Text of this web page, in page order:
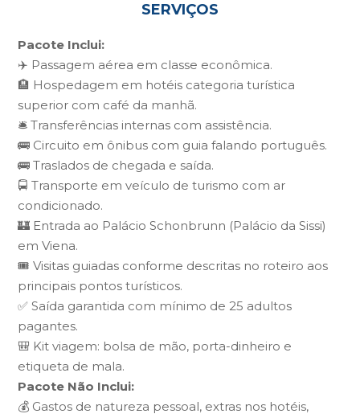
SERVIÇOS
Pacote Inclui:
✈️ Passagem aérea em classe econômica.
🏨 Hospedagem em hotéis categoria turística
superior com café da manhã.
🛎️ Transferências internas com assistência.
🚌 Circuito em ônibus com guia falando português.
🚌 Traslados de chegada e saída.
🚍 Transporte em veículo de turismo com ar
condicionado.
🏰 Entrada ao Palácio Schonbrunn (Palácio da Sissi)
em Viena.
🎟️ Visitas guiadas conforme descritas no roteiro aos
principais pontos turísticos.
✅ Saída garantida com mínimo de 25 adultos
pagantes.
🎒 Kit viagem: bolsa de mão, porta-dinheiro e
etiqueta de mala.
Pacote Não Inclui:
💰 Gastos de natureza pessoal, extras nos hotéis,